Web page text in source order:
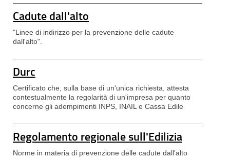
Cadute dall'alto
"Linee di indirizzo per la prevenzione delle cadute
dall'alto".
Durc
Certificato che, sulla base di un'unica richiesta, attesta
contestualmente la regolarità di un'impresa per quanto
concerne gli adempimenti INPS, INAIL e Cassa Edile
Regolamento regionale sull'Edilizia
Norme in materia di prevenzione delle cadute dall'alto